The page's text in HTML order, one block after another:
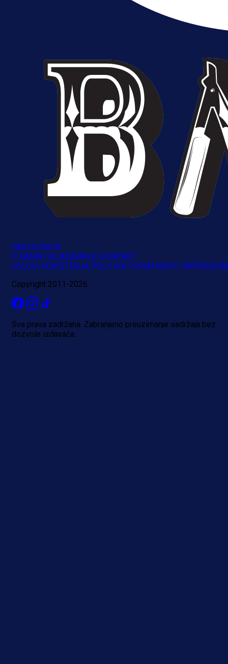
NASLOVNICA
O NAMA OGLAŠAVANJE KONTAKT
USLOVI KORIŠTENJA POLITIKA PRIVATNOSTI IMPRESSUM
Copyright 2011-2026
Sva prava zadržana. Zabranjeno preuzimanje sadržaja bez
dozvole izdavača.